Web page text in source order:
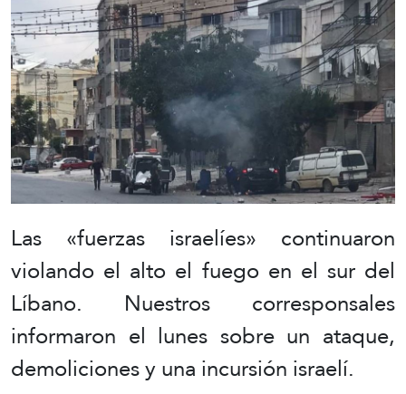
Las «fuerzas israelíes» continuaron
violando el alto el fuego en el sur del
Líbano. Nuestros corresponsales
informaron el lunes sobre un ataque,
demoliciones y una incursión israelí.